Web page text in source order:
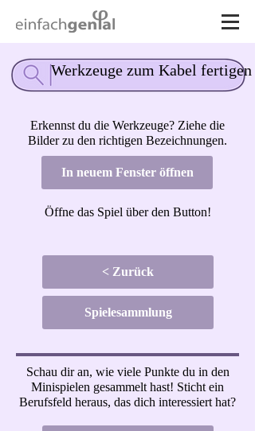
Werkzeuge zum Kabel fertigen
Erkennst du die Werkzeuge? Ziehe die
Bilder zu den richtigen Bezeichnungen.
In neuem Fenster öffnen
Öffne das Spiel über den Button!
< Zurück
Spielesammlung
Schau dir an, wie viele Punkte du in den
Minispielen gesammelt hast! Sticht ein
Berufsfeld heraus, das dich interessiert hat?